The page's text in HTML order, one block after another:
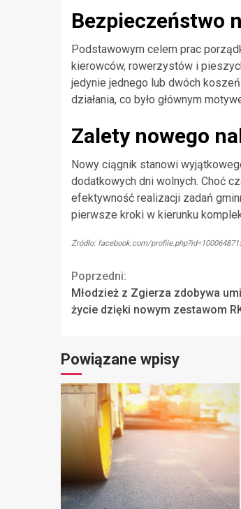
Bezpieczeństwo
Podstawowym celem prac
kierowców, rowerzystów i
jedynie jednego lub dwóch
działania, co było głównym
Zalety nowego
Nowy ciągnik stanowi
dodatkowych dni wolnych. Choć
efektywność realizacji zadań
pierwsze kroki w kierunku
Źródło: facebook.com/
Continue
Reading
Poprzedni:
Młodzież z Zgierza zdobywa
życie dzięki nowym zestawom
Powiązane wpisy